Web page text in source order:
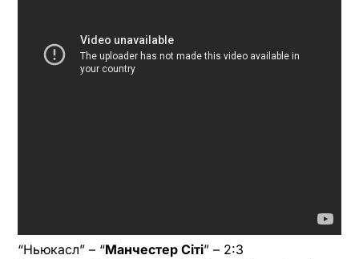
“Ньюкасл” – “Манчестер Сіті” – 2:3